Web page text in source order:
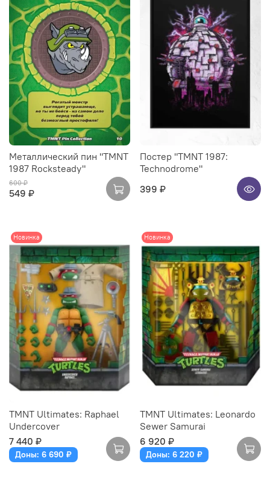
Металлический пин "TMNT
1987 Rocksteady"
600 ₽
549 ₽
Постер "TMNT 1987:
Technodrome"
399 ₽
Новинка
TMNT Ultimates: Raphael
Undercover
7 440 ₽
Доны: 6 690 ₽
Новинка
TMNT Ultimates: Leonardo
Sewer Samurai
6 920 ₽
Доны: 6 220 ₽